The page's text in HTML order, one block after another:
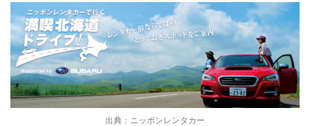
出典：ニッポンレンタカー